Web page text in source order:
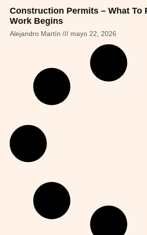
Construction Permits – What To
Work Begins
Alejandro Martín mayo 22, 2026